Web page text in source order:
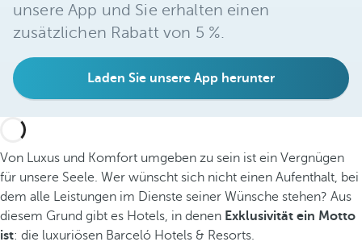
unsere App und Sie erhalten einen
zusätzlichen Rabatt von 5 %.
Laden Sie unsere App herunter
Von Luxus und Komfort umgeben zu sein ist ein Vergnügen
für unsere Seele. Wer wünscht sich nicht einen Aufenthalt, bei
dem alle Leistungen im Dienste seiner Wünsche stehen? Aus
diesem Grund gibt es Hotels, in denen Exklusivität ein Motto
ist: die luxuriösen Barceló Hotels & Resorts.